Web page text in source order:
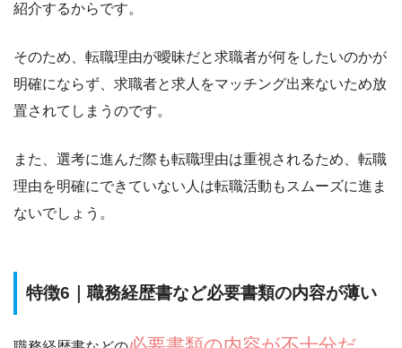
紹介するからです。
そのため、転職理由が曖昧だと求職者が何をしたいのかが
明確にならず、求職者と求人をマッチング出来ないため放
置されてしまう のです。
また、選考に進んだ際も転職理由は重視されるため、転職
理由を明確にできていない人は転職活動もスムーズに進ま
ないでしょう。
特徴6｜職務経歴書など必要書類の内容が薄い